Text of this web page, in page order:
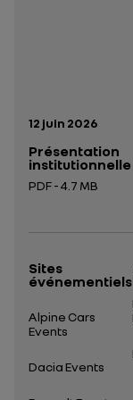
Date de
12 juin 2026
Présentation
institutionnelle
PDF - 4.7 MB
Sites
événementiels
Alpine Cars
Events
Dacia Events